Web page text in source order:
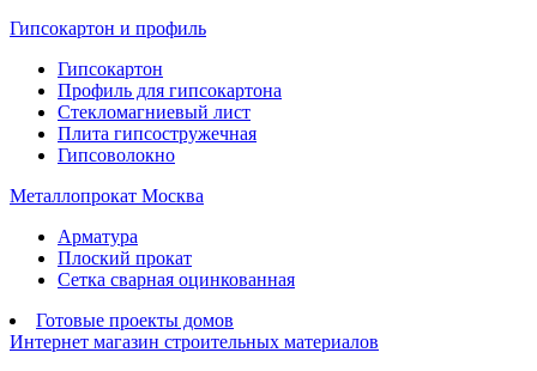
Гипсокартон и профиль
Гипсокартон
Профиль для гипсокартона
Стекломагниевый лист
Плита гипсостружечная
Гипсоволокно
Металлопрокат Москва
Арматура
Плоский прокат
Сетка сварная оцинкованная
Готовые проекты домов
Интернет магазин строительных материалов